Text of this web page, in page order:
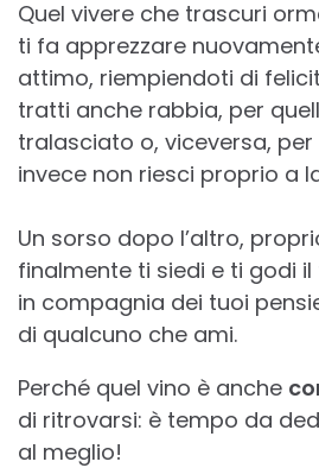
Quel vivere che trascuri
ti fa apprezzare
attimo, riempiendoti di
tratti anche rabbia, per
tralasciato o, viceversa,
invece non riesci proprio a
Un sorso dopo l’altro,
finalmente ti siedi e ti godi
in compagnia dei tuoi
di qualcuno che ami.
Perché quel vino è anche
di ritrovarsi: è tempo da
al meglio!